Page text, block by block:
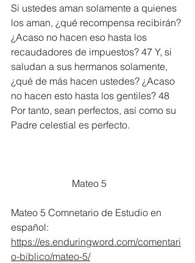
Si ustedes aman solamente a quienes
los aman, ¿qué recompensa recibirán?
¿Acaso no hacen eso hasta los
recaudadores de impuestos? 47 Y, si
saludan a sus hermanos solamente,
¿qué de más hacen ustedes? ¿Acaso
no hacen esto hasta los gentiles? 48
Por tanto, sean perfectos, así como su
Padre celestial es perfecto.
		     Mateo 5
Mateo 5 Comnetario de Estudio en
español:
https://es.enduringword.com/comentari
o-biblico/mateo-5/